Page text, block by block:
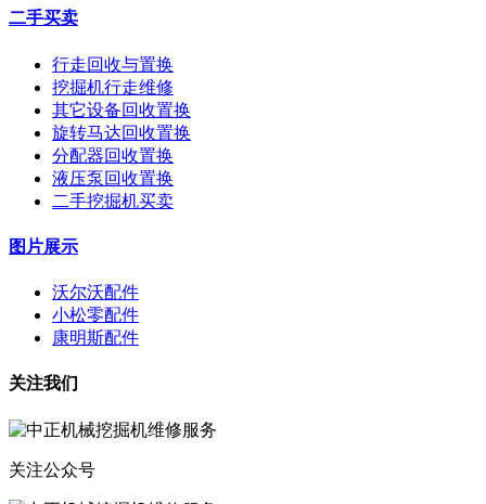
二手买卖
行走回收与置换
挖掘机行走维修
其它设备回收置换
旋转马达回收置换
分配器回收置换
液压泵回收置换
二手挖掘机买卖
图片展示
沃尔沃配件
小松零配件
康明斯配件
关注我们
关注公众号